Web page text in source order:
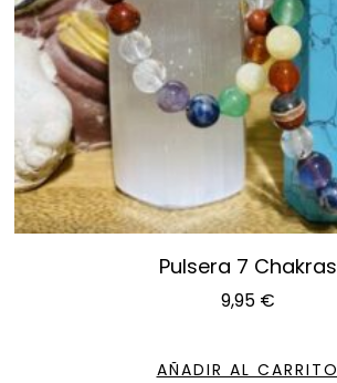
Pulsera 7 Chakras
9,95 €
AÑADIR AL CARRITO